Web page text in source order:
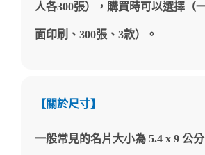
人各300張），購買時可以選擇（
面印刷、300張、3款）。
【關於尺寸】
一般常見的名片大小為 5.4 x 9 公